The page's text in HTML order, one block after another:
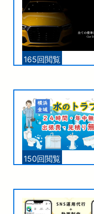
165回閲覧
150回閲覧